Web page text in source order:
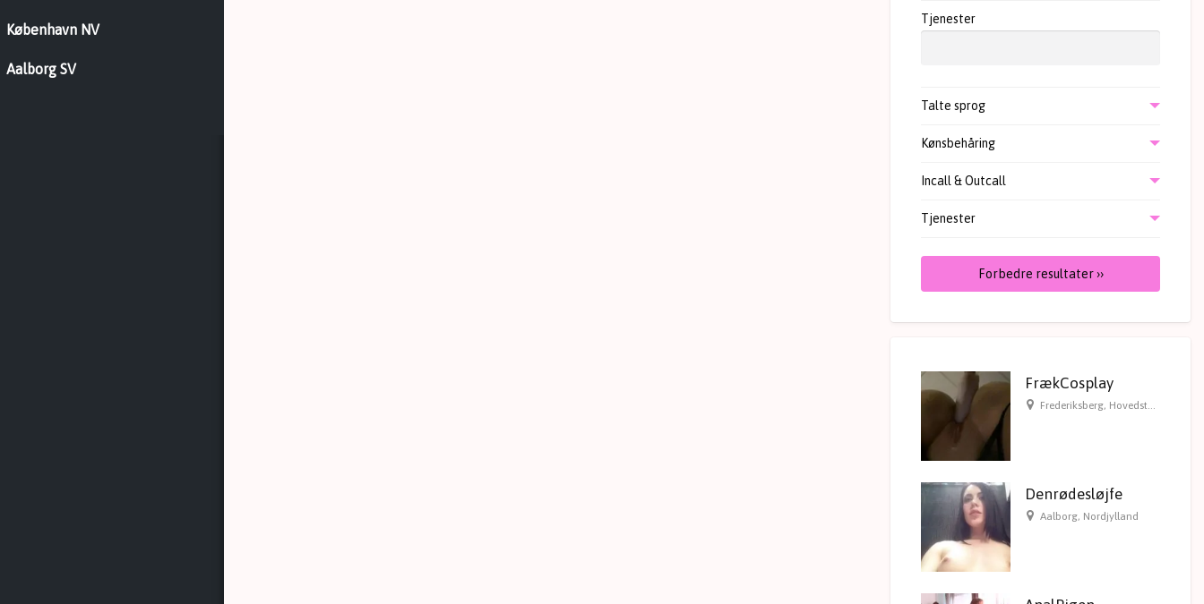
København NV
Aalborg SV
Tjenester
Talte sprog
Kønsbehåring
Incall & Outcall
Tjenester
Forbedre resultater ››
FrækCosplay
Frederiksberg, Hovedstaden
Denrødesløjfe
Aalborg, Nordjylland